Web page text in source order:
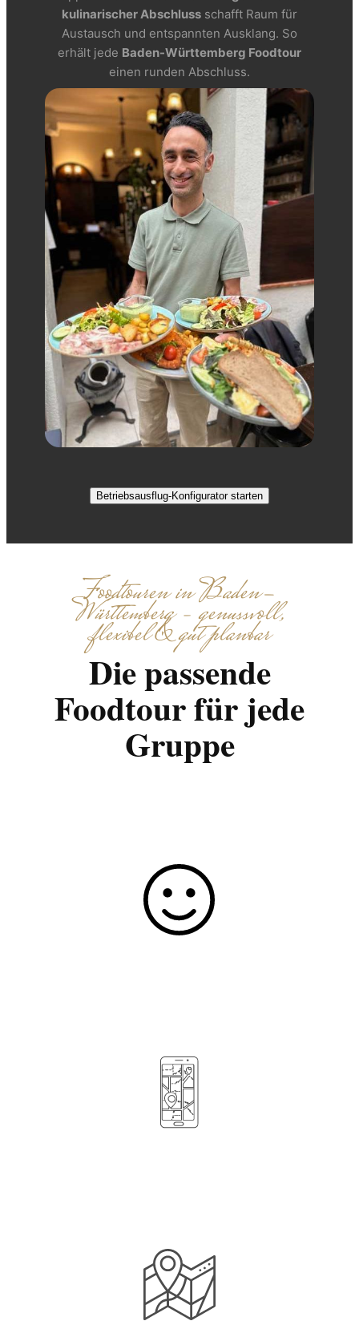
kulinarischer Abschluss schafft Raum für
Austausch und entspannten Ausklang. So
erhält jede Baden-Württemberg Foodtour
einen runden Abschluss.
Betriebsausflug-Konfigurator starten
Foodtouren in Baden-
Württemberg – genussvoll,
flexibel & gut planbar
Die passende
Foodtour für jede
Gruppe